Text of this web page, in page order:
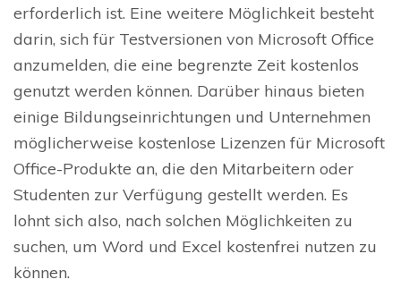
erforderlich ist. Eine weitere Möglichkeit besteht
darin, sich für Testversionen von Microsoft Office
anzumelden, die eine begrenzte Zeit kostenlos
genutzt werden können. Darüber hinaus bieten
einige Bildungseinrichtungen und Unternehmen
möglicherweise kostenlose Lizenzen für Microsoft
Office-Produkte an, die den Mitarbeitern oder
Studenten zur Verfügung gestellt werden. Es
lohnt sich also, nach solchen Möglichkeiten zu
suchen, um Word und Excel kostenfrei nutzen zu
können.